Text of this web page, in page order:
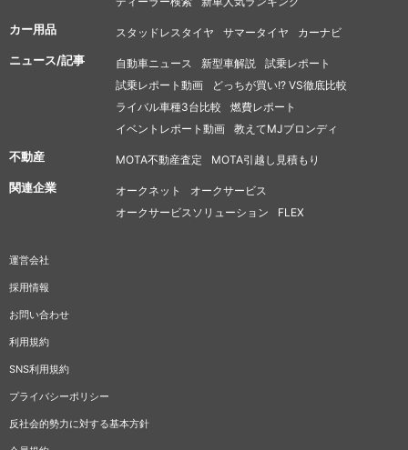
カー用品 スタッドレスタイヤ サマータイヤ カーナビ
ニュース/記事 自動車ニュース 新型車解説
試乗レポート
試乗レポート動画
どっちが買い!? VS徹底比較
ライバル車種3台比較
燃費レポート
イベントレポート動画
教えてMJブロンディ
不動産 MOTA不動産査定 MOTA引越し見積もり
関連企業 オークネット
オークサービス
オークサービスソリューション
FLEX
運営会社
採用情報
お問い合わせ
利用規約
SNS利用規約
プライバシーポリシー
反社会的勢力に対する基本方針